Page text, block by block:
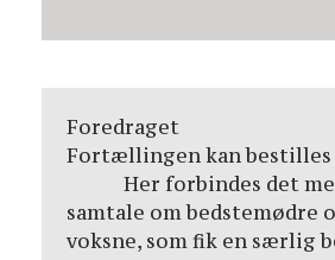
Foredraget
Fortællingen kan bestilles
Her forbindes det
samtale om bedstemødre
voksne, som fik en særlig